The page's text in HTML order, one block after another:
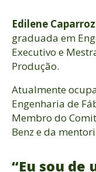
Edilene Caparroz
graduada em
Executivo e
Produção.
Atualmente
Engenharia de
Membro do
Benz e da
“Eu sou de